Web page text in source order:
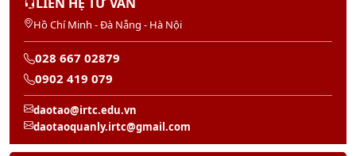
22/08/2026
Khóa Học Hành Chính Nhân Sự Chuyên Nghiệp
22/08/2026
Khóa học Kỹ Năng Tạo Động Lực Cho Nhân Viên
13/08/2026
Khóa học Kỹ Năng Soạn Thảo Văn Bản Hành
Chính